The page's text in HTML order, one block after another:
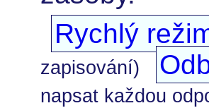
Rychlý
zapisování)
napsat každou